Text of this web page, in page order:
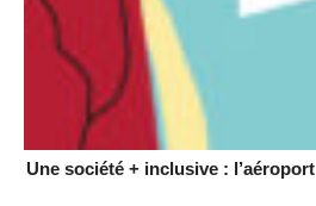
Une société + inclusive : l’aéroport